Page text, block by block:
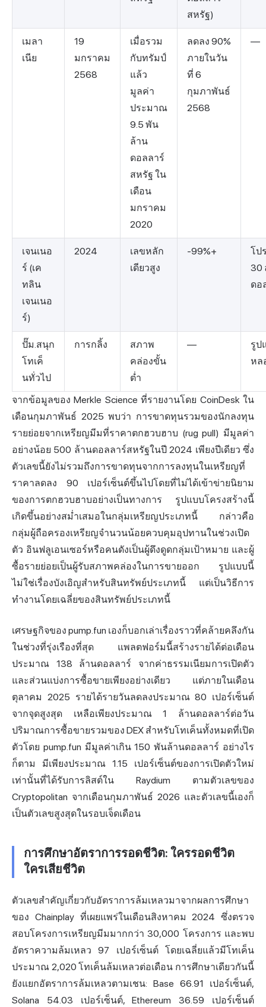
สหรัฐ)
เมลา
เนีย
19
มกราคม
2568
เมื่อรวม
กับทรัมป์
แล้ว
มูลค่า
ประมาณ
9.5 พัน
ล้าน
ดอลลาร์
สหรัฐ ใน
เดือน
มกราคม
2020
ลดลง 90%
ภายในวัน
ที่ 6
กุมภาพันธ์
2568
—
เจนเนอ
ร์ (เค
ทลิน
เจนเนอ
ร์)
2024
เลขหลัก
เดียวสูง
-99%+
โป
30
ดอ
ปั๊ม.สนุก
โทเค็
นทั่วไป
การกลิ้ง
สภาพ
คล่องขั้น
ต่ำ
—
รูป
หล
จากข้อมูลของ Merkle Science ที่รายงานโดย CoinDesk ใน
เดือนกุมภาพันธ์ 2025 พบว่า การขาดทุนรวมของนักลงทุน
รายย่อยจากเหรียญมีมที่ราคาตกฮวบฮาบ (rug pull) มีมูลค่า
อย่างน้อย 500 ล้านดอลลาร์สหรัฐในปี 2024 เพียงปีเดียว ซึ่ง
ตัวเลขนี้ยังไม่รวมถึงการขาดทุนจากการลงทุนในเหรียญที่
ราคาลดลง 90 เปอร์เซ็นต์ขึ้นไปโดยที่ไม่ได้เข้าข่ายนิยาม
ของการตกฮวบฮาบอย่างเป็นทางการ รูปแบบโครงสร้างนี้
เกิดขึ้นอย่างสม่ำเสมอในกลุ่มเหรียญประเภทนี้ กล่าวคือ
กลุ่มผู้ถือครองเหรียญจำนวนน้อยควบคุมอุปทานในช่วงเปิด
ตัว อินฟลูเอนเซอร์หรือคนดังเป็นผู้ดึงดูดกลุ่มเป้าหมาย และผู้
ซื้อรายย่อยเป็นผู้รับสภาพคล่องในการขายออก รูปแบบนี้
ไม่ใช่เรื่องบังเอิญสำหรับสินทรัพย์ประเภทนี้ แต่เป็นวิธีการ
ทำงานโดยเฉลี่ยของสินทรัพย์ประเภทนี้
เศรษฐกิจของ pump.fun เองก็บอกเล่าเรื่องราวที่คล้ายคลึงกัน
ในช่วงที่รุ่งเรืองที่สุด แพลตฟอร์มนี้สร้างรายได้ต่อเดือน
ประมาณ 138 ล้านดอลลาร์ จากค่าธรรมเนียมการเปิดตัว
และส่วนแบ่งการซื้อขายเพียงอย่างเดียว แต่ภายในเดือน
ตุลาคม 2025 รายได้รายวันลดลงประมาณ 80 เปอร์เซ็นต์
จากจุดสูงสุด เหลือเพียงประมาณ 1 ล้านดอลลาร์ต่อวัน
ปริมาณการซื้อขายรวมของ DEX สำหรับโทเค็นทั้งหมดที่เปิด
ตัวโดย pump.fun มีมูลค่าเกิน 150 พันล้านดอลลาร์ อย่างไร
ก็ตาม มีเพียงประมาณ 1.15 เปอร์เซ็นต์ของการเปิดตัวใหม่
เท่านั้นที่ได้รับการลิสต์ใน Raydium ตามตัวเลขของ
Cryptopolitan จากเดือนกุมภาพันธ์ 2026 และตัวเลขนี้เองก็
เป็นตัวเลขสูงสุดในรอบเจ็ดเดือน
การศึกษาอัตราการรอดชีวิต: ใครรอดชีวิต
ใครเสียชีวิต
ตัวเลขสำคัญเกี่ยวกับอัตราการล้มเหลวมาจากผลการศึกษา
ของ Chainplay ที่เผยแพร่ในเดือนสิงหาคม 2024 ซึ่งตรวจ
สอบโครงการเหรียญมีมมากกว่า 30,000 โครงการ และพบ
อัตราความล้มเหลว 97 เปอร์เซ็นต์ โดยเฉลี่ยแล้วมีโทเค็น
ประมาณ 2,020 โทเค็นล้มเหลวต่อเดือน การศึกษาเดียวกันนี้
ยังแยกอัตราการล้มเหลวตามเชน: Base 66.91 เปอร์เซ็นต์,
Solana 54.03 เปอร์เซ็นต์, Ethereum 36.59 เปอร์เซ็นต์